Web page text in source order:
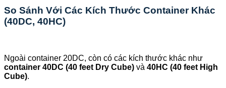
So Sánh Với Các Kích Thước Container Khác
(40DC, 40HC)
Ngoài container 20DC, còn có các kích thước khác như
container 40DC (40 feet Dry Cube) và 40HC (40 feet High
Cube).